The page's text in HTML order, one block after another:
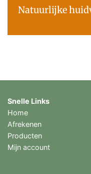
Natuurlijke
Snelle Links
Home
Afrekenen
Producten
Mijn account